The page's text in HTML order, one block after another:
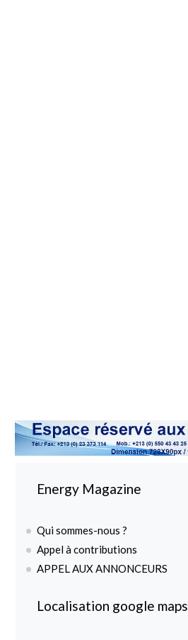
Energy Magazine
Qui sommes-nous ?
Appel à contributions
APPEL AUX ANNONCEURS
Localisation google maps